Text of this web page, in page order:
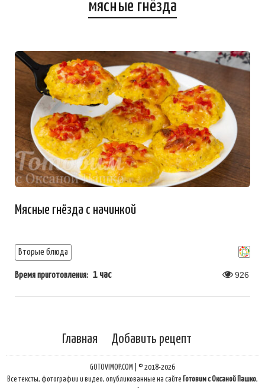
мясные гнёзда
Мясные гнёзда с начинкой
Вторые блюда
Время приготовления: 1 час 926
Главная Добавить рецепт
GOTOVIMOP.COM | © 2018-2026
Все тексты, фотографии и видео, опубликованные на сайте Готовим с Оксаной Пашко,